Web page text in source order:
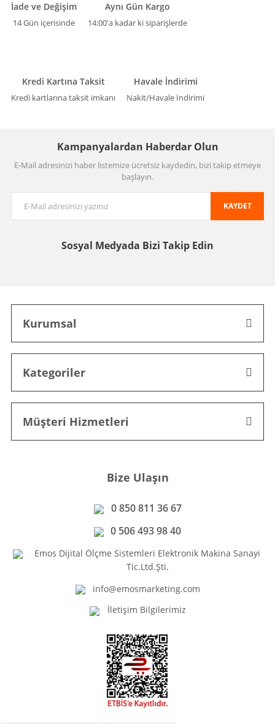
İade ve Değişim
14 Gün içerisinde
Aynı Gün Kargo
14:00'a kadar ki siparişlerde
Kredi Kartına Taksit
Kredi kartlarına taksit imkanı
Havale İndirimi
Nakit/Havale İndirimi
Kampanyalardan Haberdar Olun
E-Mail adresinizi haber listemize ücretsiz kaydedin, bizi takip etmeye
başlayın.
KAYDET
Sosyal Medyada Bizi Takip Edin
Kurumsal
Kategoriler
Müşteri Hizmetleri
Bize Ulaşın
0 850 811 36 67
0 506 493 98 40
Emos Dijital Ölçme Sistemleri Elektronik Makina Sanayi
Tic.Ltd.Şti.
info@emosmarketing.com
İletişim Bilgilerimiz